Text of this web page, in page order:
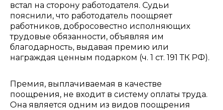
встал на сторону работодателя. Судьи
пояснили, что работодатель поощряет
работников, добросовестно исполняющих
трудовые обязанности, объявляя им
благодарность, выдавая премию или
награждая ценным подарком (ч. 1 ст. 191 ТК РФ).
Премия, выплачиваемая в качестве
поощрения, не входит в систему оплаты труда.
Она является одним из видов поощрения